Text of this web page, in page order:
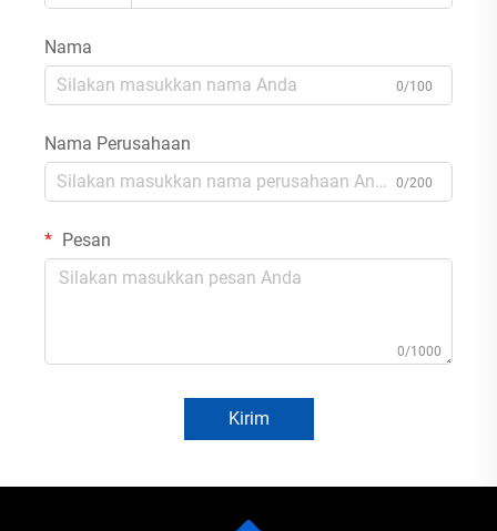
Nama
0/100
Nama Perusahaan
0/200
Pesan
0/1000
Kirim